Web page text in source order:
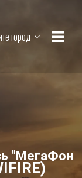
город
"МегаФон